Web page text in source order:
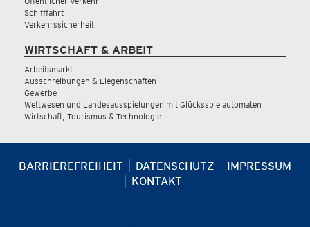
Schifffahrt
Verkehrssicherheit
WIRTSCHAFT & ARBEIT
Arbeitsmarkt
Ausschreibungen & Liegenschaften
Gewerbe
Wettwesen und Landesausspielungen mit Glücksspielautomaten
Wirtschaft, Tourismus & Technologie
BARRIEREFREIHEIT DATENSCHUTZ
IMPRESSUM
KONTAKT